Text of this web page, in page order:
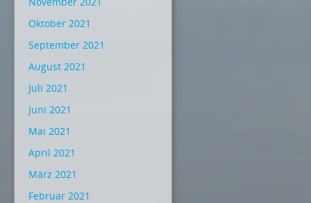
Oktober 2021
September 2021
August 2021
Juli 2021
Juni 2021
Mai 2021
April 2021
März 2021
Februar 2021